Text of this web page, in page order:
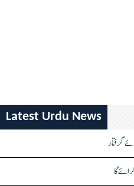
Latest Urdu News
گا